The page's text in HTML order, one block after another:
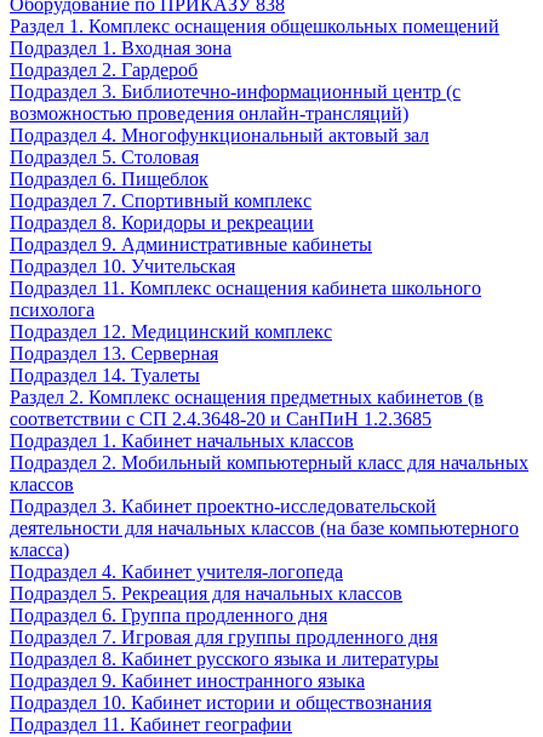
Оборудование по ПРИКАЗУ 838
Раздел 1. Комплекс оснащения общешкольных помещений
Подраздел 1. Входная зона
Подраздел 2. Гардероб
Подраздел 3. Библиотечно-информационный центр (с
возможностью проведения онлайн-трансляций)
Подраздел 4. Многофункциональный актовый зал
Подраздел 5. Столовая
Подраздел 6. Пищеблок
Подраздел 7. Спортивный комплекс
Подраздел 8. Коридоры и рекреации
Подраздел 9. Административные кабинеты
Подраздел 10. Учительская
Подраздел 11. Комплекс оснащения кабинета школьного
психолога
Подраздел 12. Медицинский комплекс
Подраздел 13. Серверная
Подраздел 14. Туалеты
Раздел 2. Комплекс оснащения предметных кабинетов (в
соответствии с СП 2.4.3648-20 и СанПиН 1.2.3685
Подраздел 1. Кабинет начальных классов
Подраздел 2. Мобильный компьютерный класс для начальных
классов
Подраздел 3. Кабинет проектно-исследовательской
деятельности для начальных классов (на базе компьютерного
класса)
Подраздел 4. Кабинет учителя-логопеда
Подраздел 5. Рекреация для начальных классов
Подраздел 6. Группа продленного дня
Подраздел 7. Игровая для группы продленного дня
Подраздел 8. Кабинет русского языка и литературы
Подраздел 9. Кабинет иностранного языка
Подраздел 10. Кабинет истории и обществознания
Подраздел 11. Кабинет географии